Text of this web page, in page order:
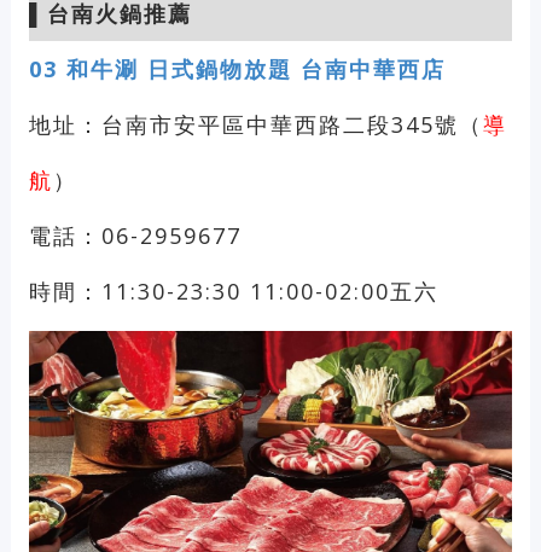
台南火鍋推薦
03 和牛涮 日式鍋物放題 台南中華西店
地址：台南市安平區中華西路二段345號（ 導
航 ）
電話：06-2959677
時間：11:30-23:30 11:00-02:00五六